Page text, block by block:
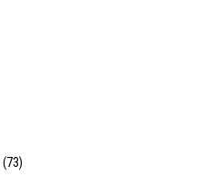
(73)